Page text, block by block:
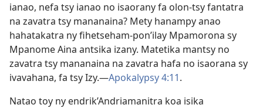
ianao, nefa tsy ianao no isaorany fa olon-tsy fantatra
na zavatra tsy mananaina? Mety hanampy anao
hahatakatra ny fihetseham-pon’ilay Mpamorona sy
Mpanome Aina antsika izany. Matetika mantsy no
zavatra tsy mananaina na zavatra hafa no isaorana sy
ivavahana, fa tsy Izy.—Apokalypsy 4:11.
Natao toy ny endrik’Andriamanitra koa isika